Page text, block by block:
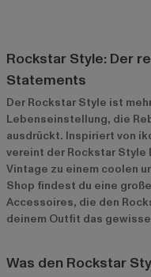
Rockstar Style: Der
Statements
Der Rockstar Style ist
Lebenseinstellung, die
ausdrückt. Inspiriert von
vereint der Rockstar Style
Vintage zu einem coolen
Shop findest du eine
Accessoires, die den
deinem Outfit das
Was den Rockstar